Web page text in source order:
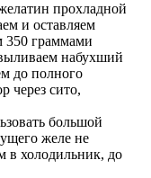
прохладной
и оставляем
350 граммами
набухший
до полного
через сито,
большой
желе не
в холодильник, до